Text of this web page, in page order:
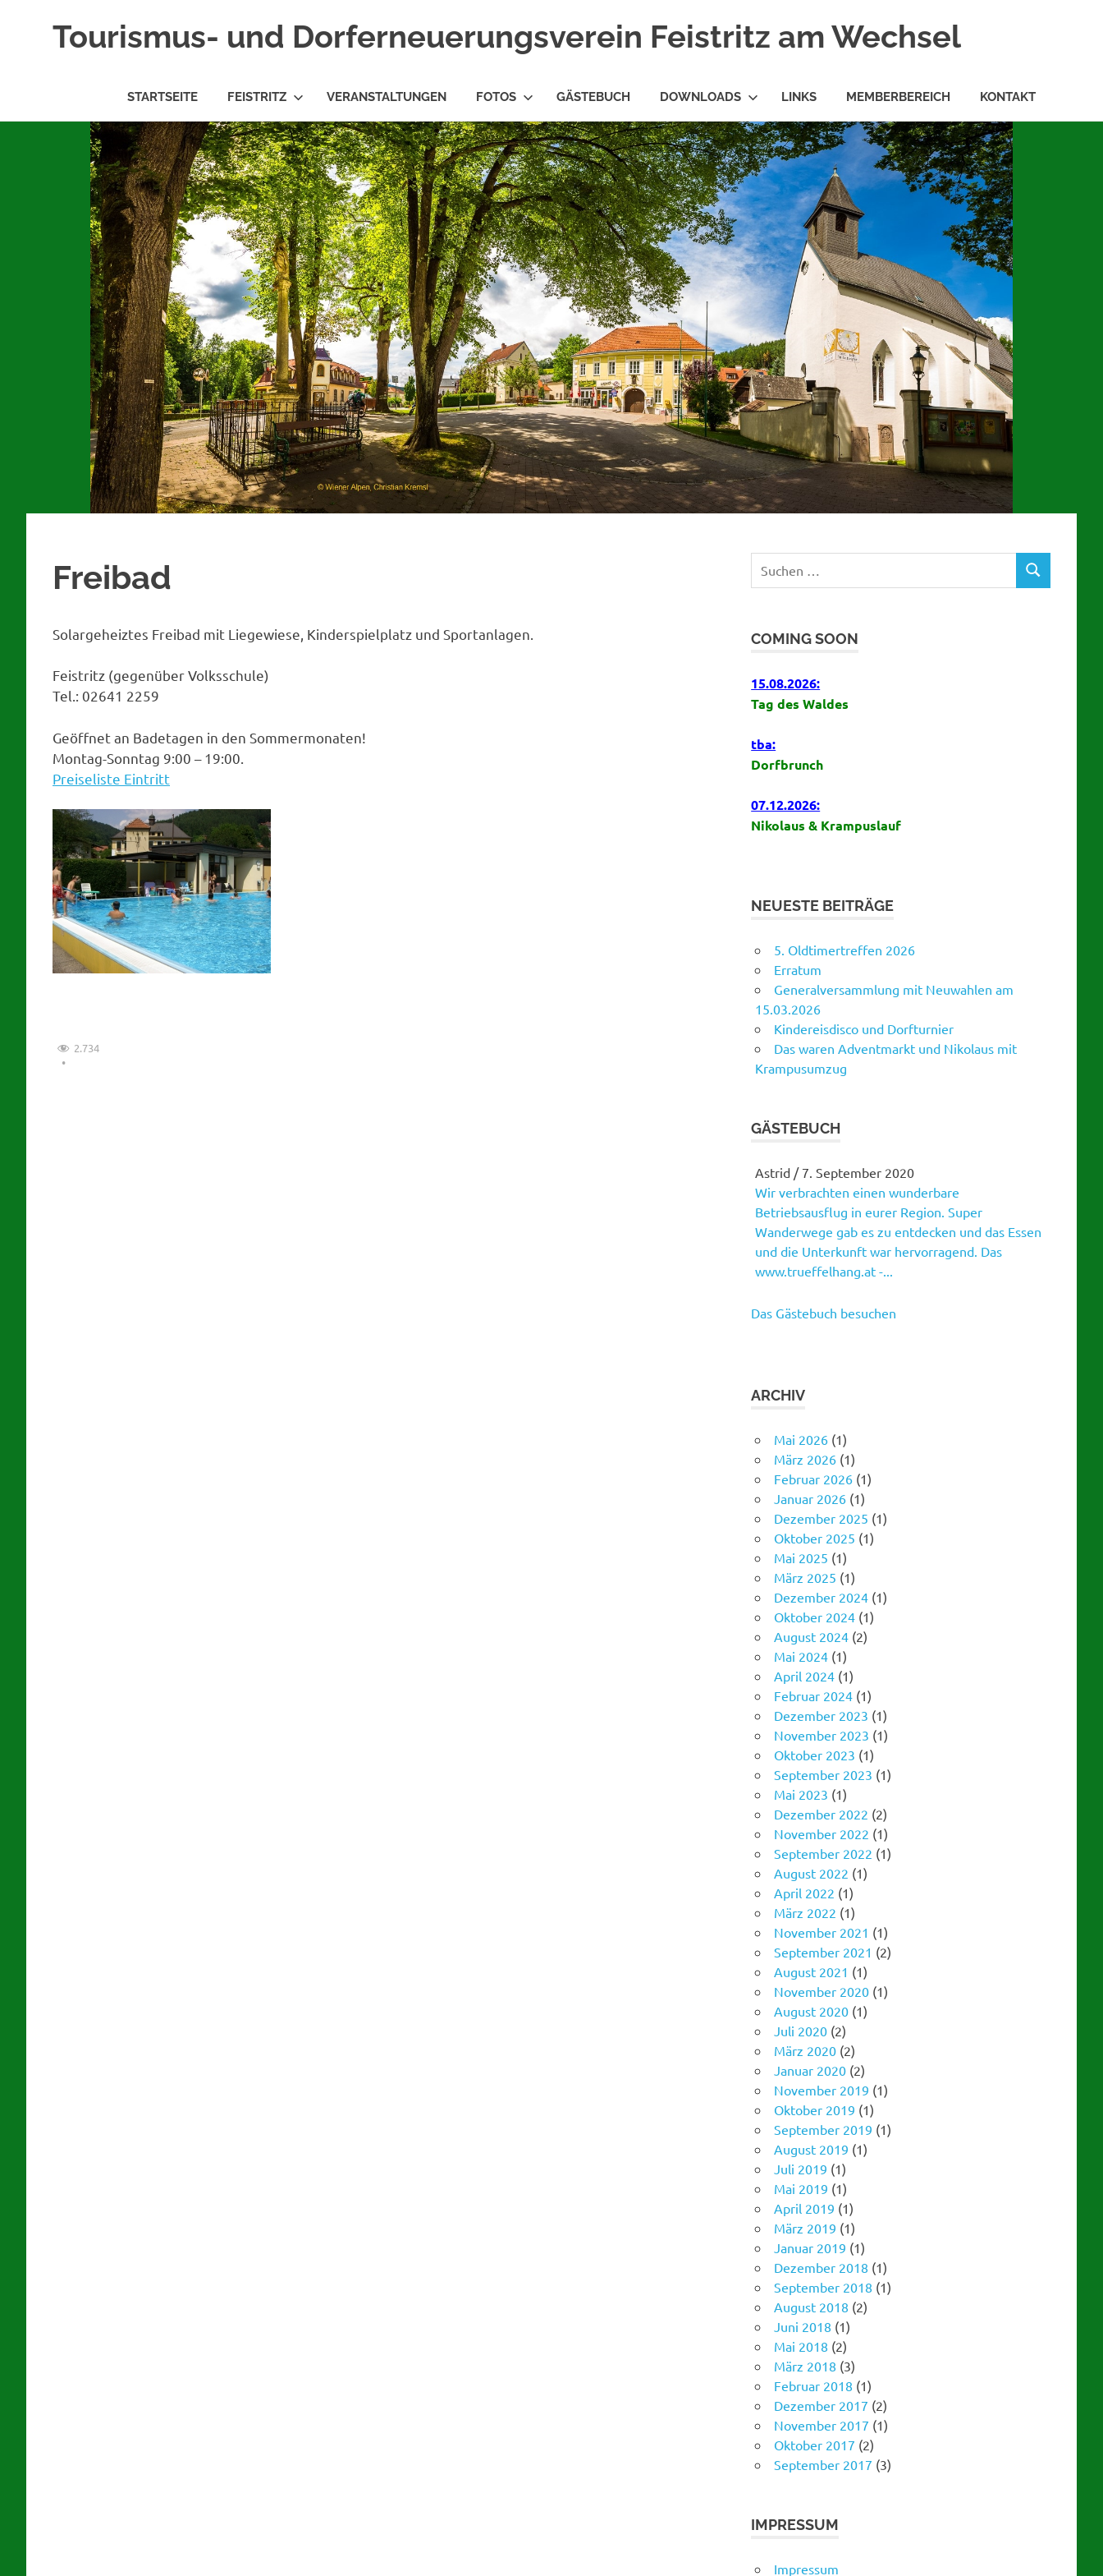
Tourismus- und Dorferneuerungsverein Feistritz am Wechsel
STARTSEITE FEISTRITZ VERANSTALTUNGEN FOTOS GÄSTEBUCH DOWNLOADS LINKS MEMBERBEREICH KONTAKT
Freibad
Solargeheiztes Freibad mit Liegewiese, Kinderspielplatz und Sportanlagen.
Feistritz (gegenüber Volksschule)
Tel.: 02641 2259
Geöffnet an Badetagen in den Sommermonaten!
Montag-Sonntag 9:00 – 19:00.
Preiseliste Eintritt
2.734
Suchen
SUCHEN
COMING SOON
15.08.2026:
Tag des Waldes
tba:
Dorfbrunch
07.12.2026:
Nikolaus & Krampuslauf
NEUESTE BEITRÄGE
5. Oldtimertreffen 2026
Erratum
Generalversammlung mit Neuwahlen am
15.03.2026
Kindereisdisco und Dorfturnier
Das waren Adventmarkt und Nikolaus mit
Krampusumzug
GÄSTEBUCH
Astrid / 7. September 2020
Wir verbrachten einen wunderbare
Betriebsausflug in eurer Region. Super
Wanderwege gab es zu entdecken und das Essen
und die Unterkunft war hervorragend. Das
www.trueffelhang.at -...
Martina/21. Januar 2019
Gratulation zu eurem tollen Tanzabend!
Gelungene Versnstaltung!
Das Gästebuch besuchen
Mai 2026
Februar 2026
Januar 2026(1)
Dezember 2025(1)
Oktober 2025(1)
Mai 2025(1)
März 2025(1)
Dezember 2024
Oktober 2024
August 2024(2)
Mai 2024(1)
April 2024(1)
Februar 2024
Dezember 2023
November 2023(1)
Oktober 2023(1)
September 2023 (1)
Mai 2023(1)
Dezember 2022(2)
November 2022
September 2022 (1)
August 2022(1)
April 2022(1)
März 2022(1)
November 2021
September 2021
August 2021(1)
November 2020(1)
August 2020 (1)
Juli 2020(2)
März 2020(2)
Januar 2020
November 2019
Oktober 2019(1)
September 2019 (1)
August 2019(1)
Juli 2019(1)
Mai 2019(1)
April 2019(1)
März 2019(1)
Januar 2019(1)
Dezember 2018
September 2018
August 2018(2)
Juni 2018(1)
Mai 2018(2)
März 2018(3)
Februar 2018
Dezember 2017
November 2017(1)
Oktober 2017(2)
September 2017 (3)
Impressum